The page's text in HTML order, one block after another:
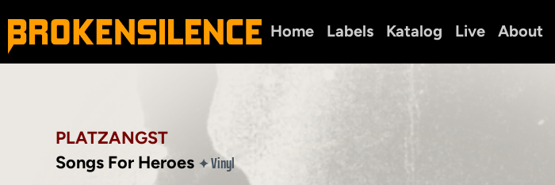
Home Labels Katalog Live About
PLATZANGST
Songs For Heroes ✦Vinyl